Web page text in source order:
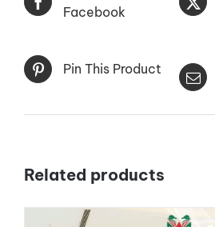
Facebook
Pin This Product
Related products